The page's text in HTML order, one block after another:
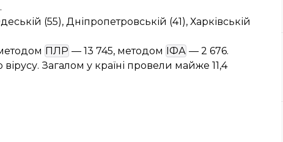
(55), Дніпропетровській (41), Харківській
ПЛР — 13 745, методом ІФА — 2 676.
Загалом у країні провели майже 11,4